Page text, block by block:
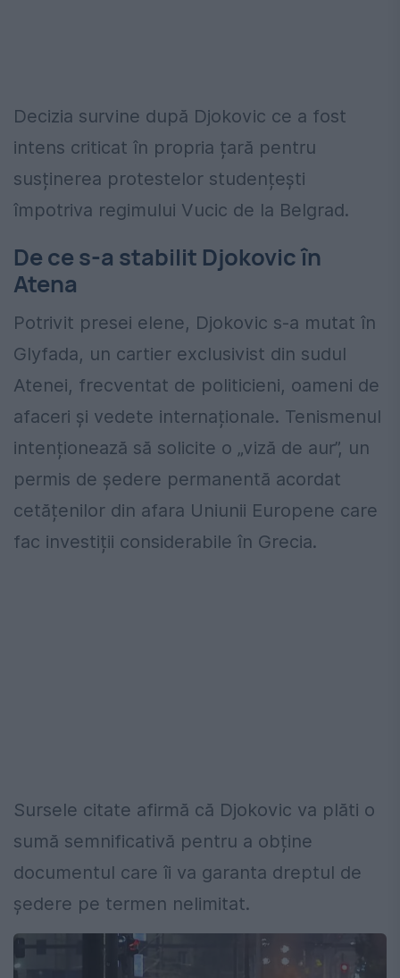
Decizia survine după Djokovic ce a fost
intens criticat în propria țară pentru
susținerea protestelor studențești
împotriva regimului Vucic de la Belgrad.
De ce s-a stabilit Djokovic în
Atena
Potrivit presei elene, Djokovic s-a mutat în
Glyfada, un cartier exclusivist din sudul
Atenei, frecventat de politicieni, oameni de
afaceri și vedete internaționale. Tenismenul
intenționează să solicite o „viză de aur”, un
permis de ședere permanentă acordat
cetățenilor din afara Uniunii Europene care
fac investiții considerabile în Grecia.
Sursele citate afirmă că Djokovic va plăti o
sumă semnificativă pentru a obține
documentul care îi va garanta dreptul de
ședere pe termen nelimitat.